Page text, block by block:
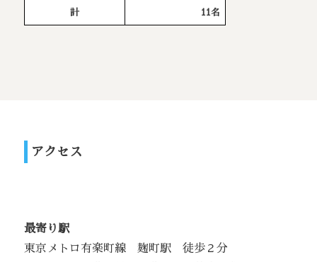
計 11名
アクセス
最寄り駅
東京メトロ有楽町線 麹町駅 徒歩２分